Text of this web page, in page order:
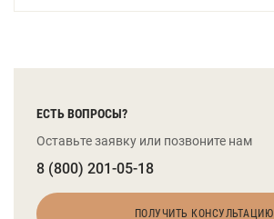
ЕСТЬ ВОПРОСЫ?
Оставьте заявку или позвоните нам
8 (800) 201-05-18
ПОЛУЧИТЬ КОНСУЛЬТАЦИЮ